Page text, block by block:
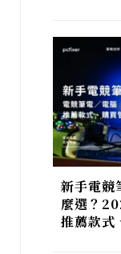
新手電競
麼選？
推薦款式